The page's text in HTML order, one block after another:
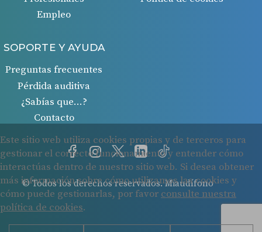
© Todos los derechos reservados. Miaudífono
Empleo
SOPORTE Y AYUDA
Preguntas frecuentes
Pérdida auditiva
¿Sabías que…?
Contacto